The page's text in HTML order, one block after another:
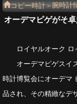
コピー時計 > 腕時計
ー時計製造技術と革新
オーデマピゲがそ
ロイヤルオーク
オーデマピゲスイ
時計博覧会にオーデマ
品され、その精緻なデ